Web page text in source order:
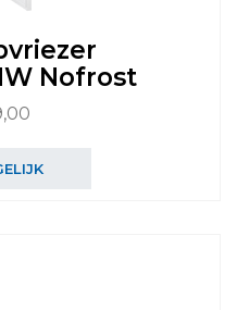
Nofrost